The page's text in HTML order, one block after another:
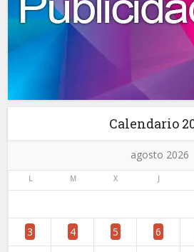
Calendario
agosto 2026
L M X J
3 4 5 6